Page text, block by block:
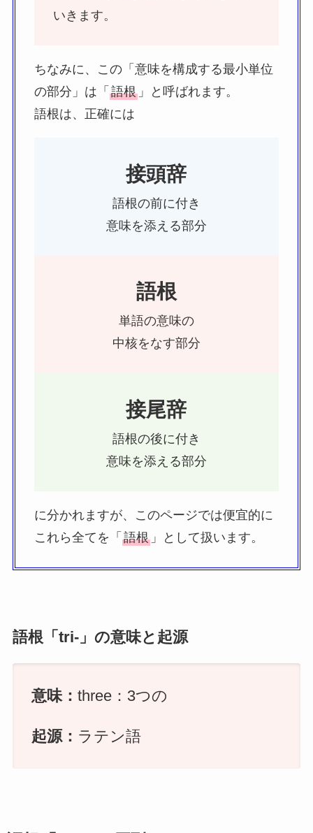
いきます。
ちなみに、この「意味を構成する最小単位
の部分」は「 語根」と呼ばれます。
語根は、正確には
接頭辞
語根の前に付き
意味を添える部分
語根
単語の意味の
中核をなす部分
接尾辞
語根の後に付き
意味を添える部分
に分かれますが、このページでは便宜的に
これら全てを「 語根」として扱います。
語根「tri-」の意味と起源
意味： three：3つの
起源： ラテン語